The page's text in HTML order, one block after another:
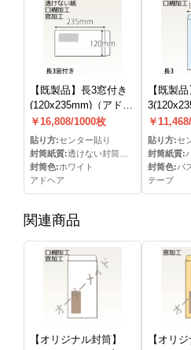
【既製品】長3窓付き
(120x235mm)（アドヘ
ア）(C貼)
￥16,808/1000枚
貼り方:センター貼り
封筒紙質:透けない封筒ケント80g
封筒色:ホワイト
アドヘア
【既製
プ）(C貼)
￥
貼り方:セ
封筒紙質:
封筒色:パ
テープ
関連商品
【オリジナル封筒】
【オリ